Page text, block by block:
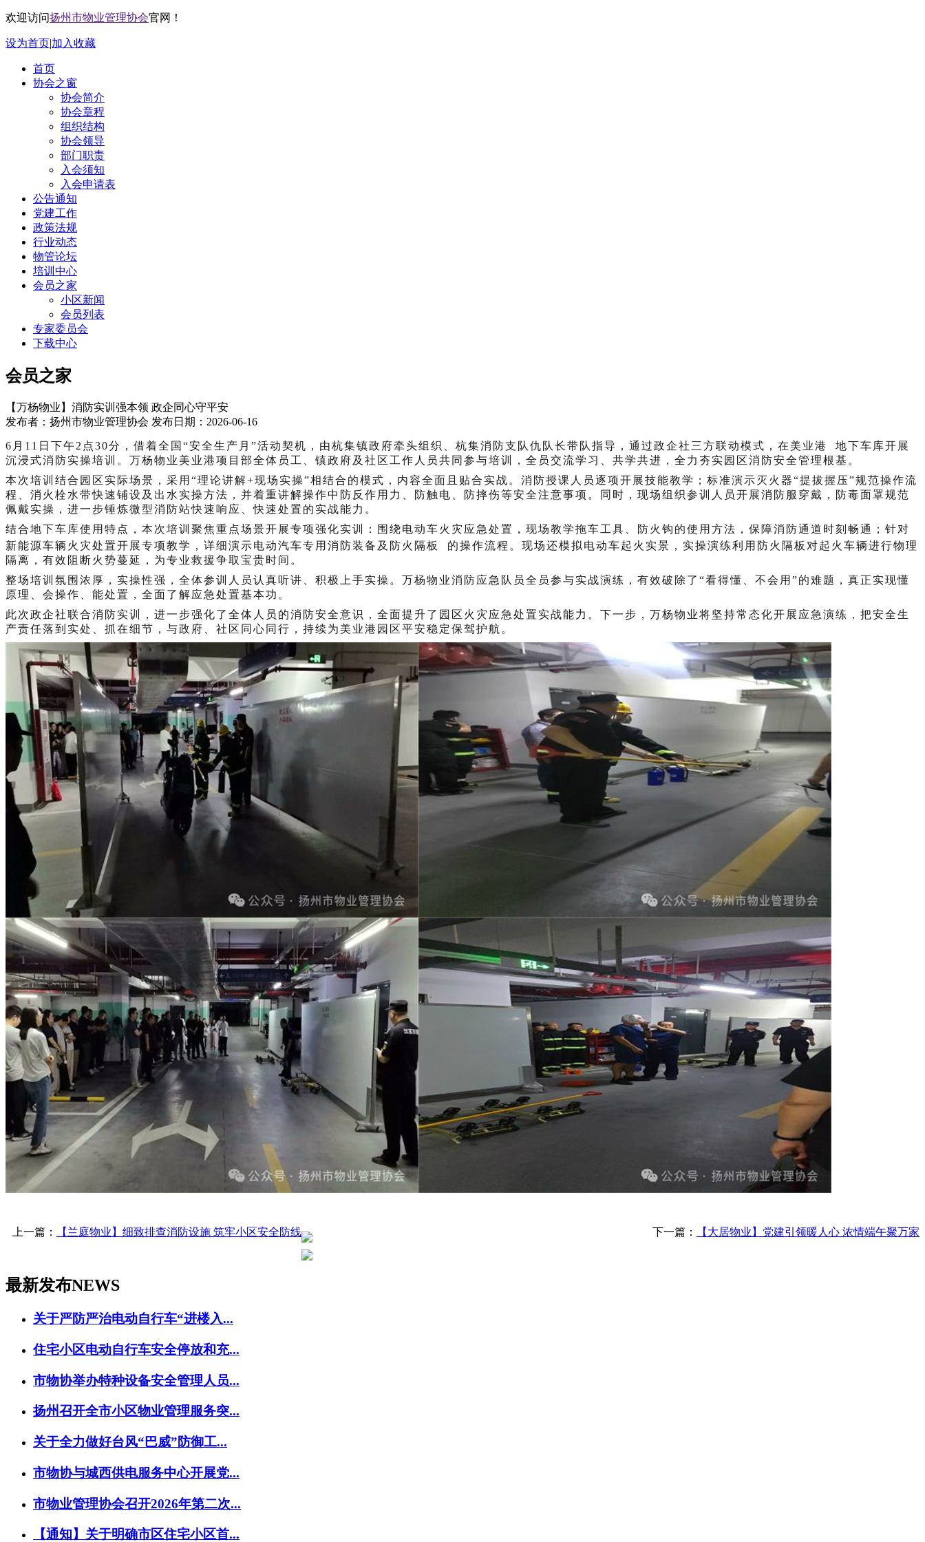
欢迎访问扬州市物业管理协会官网！
设为首页|加入收藏
首页
协会之窗
协会简介
协会章程
组织结构
协会领导
部门职责
入会须知
入会申请表
公告通知
党建工作
政策法规
行业动态
物管论坛
培训中心
会员之家
小区新闻
会员列表
专家委员会
下载中心
会员之家
【万杨物业】消防实训强本领 政企同心守平安
发布者：扬州市物业管理协会 发布日期：2026-06-16
6月11日下午2点30分，借着全国“安全生产月”活动契机，由杭集镇政府牵头组织、杭集消防支队仇队长带队指导，通过政企社三方联动模式，在 美业港
地下车库开展
沉浸式消防实操培训。万杨物业美业港项目部全体员工、镇政府及社区工作人员共同参与培训，全员交流学习、共学共进，全力夯实园区消防安全管理根基。
本次培训结合园区实际场景，采用 “理论讲解+现场实操”相结合的模式，内容全面且贴合实战。消防授课人员逐项开展技能教学；标准演示灭火器“提拔握压”规范操作流
程、消火栓水带快速铺设及出水实操方法，并着重讲解操作中防反作用力、防触电、防摔伤等安全注意事项。同时，现场组织参训人员开展消防服穿戴，防毒面罩规范
佩戴实操，进一步锤炼微型消防站快速响应、快速处置的实战能力。
结合地下车库使用特点，本次培训聚焦重点场景开展专项强化实训：围绕电动车火灾应急处置，现场教学拖车工具、防火钩的使用方法，保障消防通道时刻畅通；针对
新能源车辆火灾处置开展专项教学，详细演示电动汽车专用消防装备及 防火隔板
的操作流程。现场还模拟电动车起火实景，实操演练利用防火隔板对起火车辆进行物理
隔离，有效阻断火势蔓延，为专业救援争取宝贵时间。
整场培训氛围浓厚，实操性强，全体参训人员认真听讲、积极上手实操。万杨物业消防应急队员全员参与实战演练，有效破除了 “看得懂、不会用”的难题，真正实现懂
原理、会操作、能处置，全面了解应急处置基本功。
此次政企社联合消防实训，进一步强化了全体人员的消防安全意识，全面提升了园区火灾应急处置实战能力。下一步，万杨物业将坚持常态化开展应急演练，把安全生
产责任落到实处、抓在细节，与政府、社区同心同行，持续为美业港园区平安稳定保驾护航。
上一篇： 【兰庭物业】细致排查消防设施 筑牢小区安全防线 下一篇： 【大居物业】党建引领暖人心 浓情端午聚万家
最新发布NEWS
关于严防严治电动自行车“进楼入...
住宅小区电动自行车安全停放和充...
市物协举办特种设备安全管理人员...
扬州召开全市小区物业管理服务突...
关于全力做好台风“巴威”防御工...
市物协与城西供电服务中心开展党...
市物业管理协会召开2026年第二次...
【通知】关于明确市区住宅小区首...